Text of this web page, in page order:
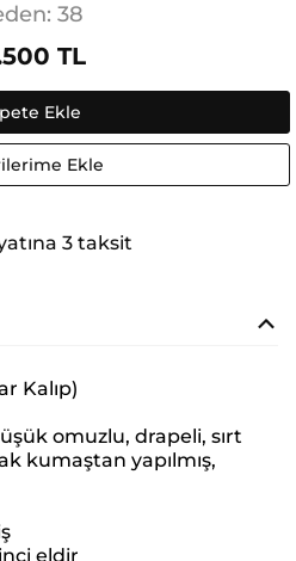
38
TL
Ekle
Ekle
3 taksit
Kalıp)
omuzlu, drapeli, sırt
kumaştan yapılmış,
eldir